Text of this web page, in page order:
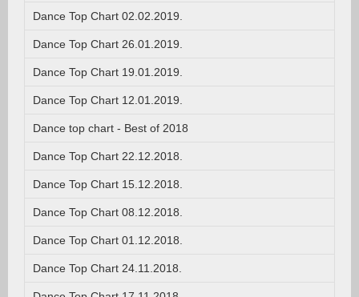
Dance Top Chart 02.02.2019.
Dance Top Chart 26.01.2019.
Dance Top Chart 19.01.2019.
Dance Top Chart 12.01.2019.
Dance top chart - Best of 2018
Dance Top Chart 22.12.2018.
Dance Top Chart 15.12.2018.
Dance Top Chart 08.12.2018.
Dance Top Chart 01.12.2018.
Dance Top Chart 24.11.2018.